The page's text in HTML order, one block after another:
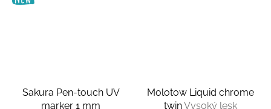
Sakura Pen-touch UV
marker 1 mm
Molotow Liquid chrome
twinVysoký lesk